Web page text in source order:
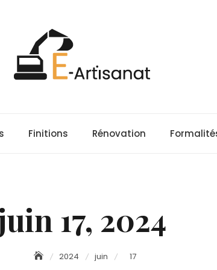
Finitions Rénovation
17, 2024
2024 juin 17